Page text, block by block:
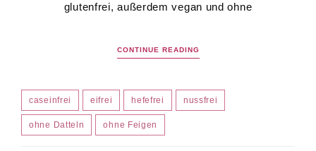
glutenfrei, außerdem vegan und ohne
CONTINUE READING
caseinfrei eifrei hefefrei nussfrei
ohne Datteln ohne Feigen